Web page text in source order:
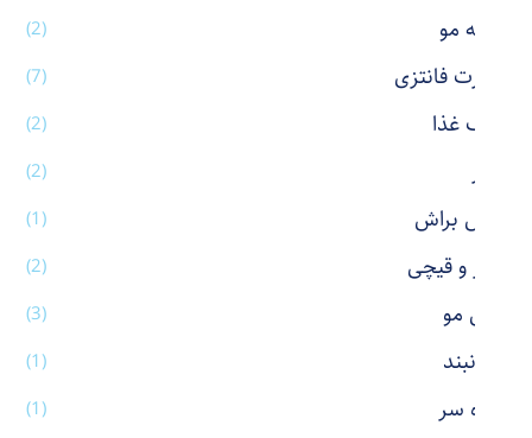
شانه مو (2)
شورت فانتزی (7)
ظرف غذا (2)
عطر (2)
فیس براش (1)
کاتر و قیچی (2)
کش مو (3)
گردنبند (1)
گیره سر (1)